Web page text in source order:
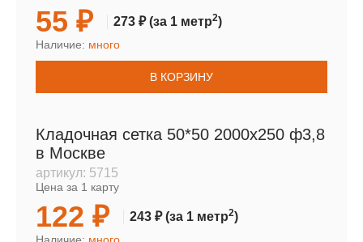
55 ₽ 273 ₽(за 1 метр2)
Наличие: много
В КОРЗИНУ
Кладочная сетка 50*50 2000х250 ф3,8
в Москве
артикул: 5715
Цена за 1 карту
122 ₽ 243 ₽(за 1 метр2)